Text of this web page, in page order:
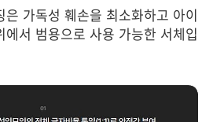
가독성 훼손을 최소화하고 아이
에서 범용으로 사용 가능한 서체입